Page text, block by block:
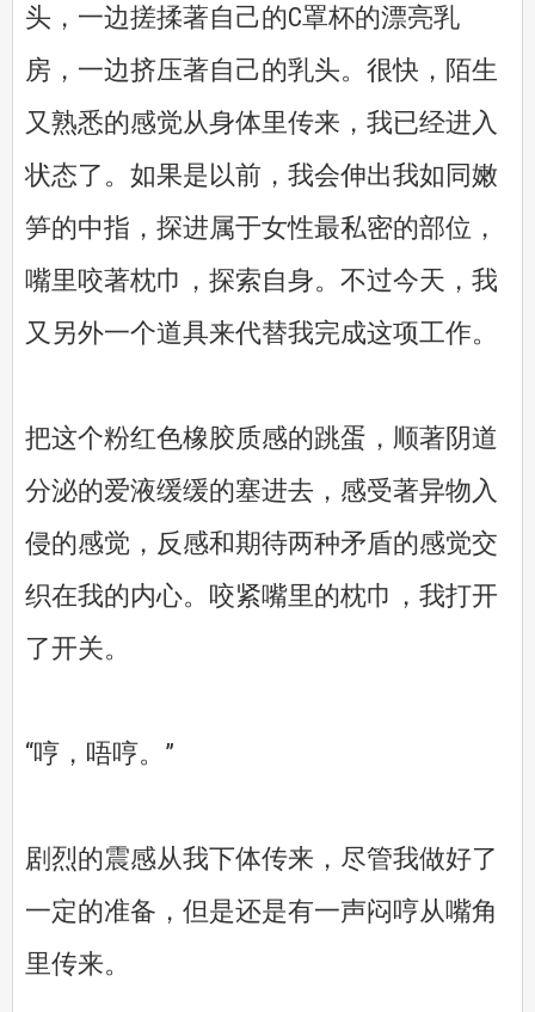
头，一边搓揉著自己的C罩杯的漂亮乳
房，一边挤压著自己的乳头。很快，陌生
又熟悉的感觉从身体里传来，我已经进入
状态了。如果是以前，我会伸出我如同嫩
笋的中指，探进属于女性最私密的部位，
嘴里咬著枕巾，探索自身。不过今天，我
又另外一个道具来代替我完成这项工作。
把这个粉红色橡胶质感的跳蛋，顺著阴道
分泌的爱液缓缓的塞进去，感受著异物入
侵的感觉，反感和期待两种矛盾的感觉交
织在我的内心。咬紧嘴里的枕巾，我打开
了开关。
“哼，唔哼。”
剧烈的震感从我下体传来，尽管我做好了
一定的准备，但是还是有一声闷哼从嘴角
里传来。